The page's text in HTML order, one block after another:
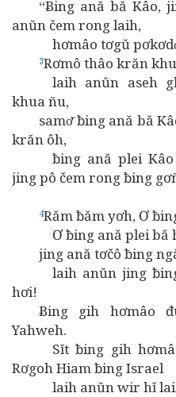
“Ƀing ană bă Kâo,
anŭn čem rong laih,
hơmâo tơgŭ
3Rơmô thâo krăn
laih anŭn aseh
khua ñu,
samơ̆ ƀing ană bă
krăn ôh,
ƀing ană plei Kâo
jing pô čem rong ƀing
4Răm ƀăm yơh, Ơ
Ơ ƀing ană plei bă
jing ană tơčô ƀing
laih anŭn jing ƀing
hơi!
Ƀing gih hơmâo
Yahweh.
Sĭt ƀing gih hơmâo
Rơgoh Hiam ƀing Israel
laih anŭn wir hĭ laih